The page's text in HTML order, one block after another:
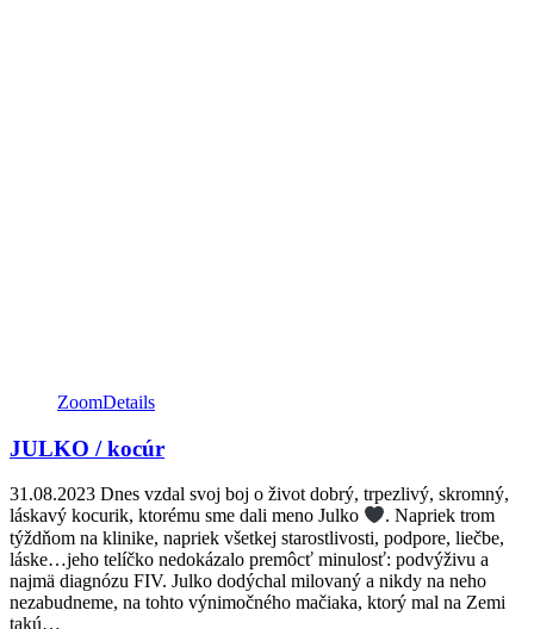
ZoomDetails
JULKO / kocúr
31.08.2023 Dnes vzdal svoj boj o život dobrý, trpezlivý, skromný,
láskavý kocurik, ktorému sme dali meno Julko
. Napriek trom
týždňom na klinike, napriek všetkej starostlivosti, podpore, liečbe,
láske…jeho telíčko nedokázalo premôcť minulosť: podvýživu a
najmä diagnózu FIV. Julko dodýchal milovaný a nikdy na neho
nezabudneme, na tohto výnimočného mačiaka, ktorý mal na Zemi
takú…